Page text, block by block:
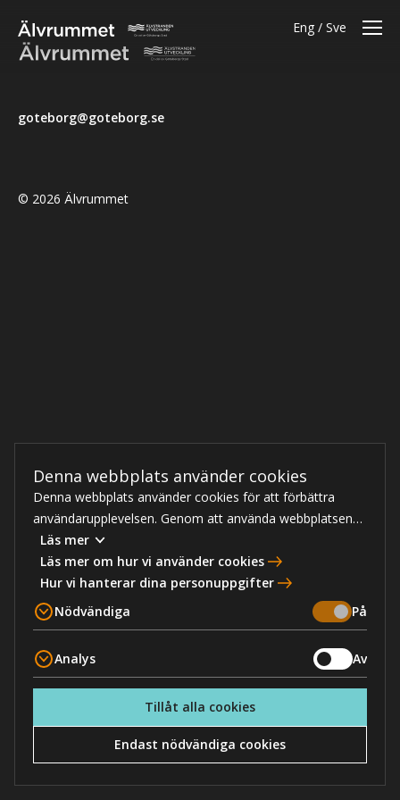
Denna webbplats använder cookies
Denna webbplats använder cookies för att förbättra
användarupplevelsen. Genom att använda webbplatsen
samtycker du till nödvändiga cookies, läs mer nedan om
hur vi hanterar cookies.
Läs mer
Läs mer om hur vi använder cookies
Hur vi hanterar dina personuppgifter
Nödvändiga
På
Analys Av
Tillåt alla cookies
Endast nödvändiga cookies
Eng Sve
goteborg@goteborg.se
© 2026 Älvrummet